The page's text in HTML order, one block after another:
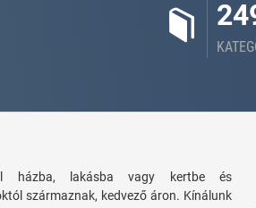
házba, lakásba vagy kertbe és
származnak, kedvező áron. Kínálunk